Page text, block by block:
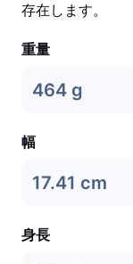
存在します。
重量
464 g
幅
17.41 cm
身長